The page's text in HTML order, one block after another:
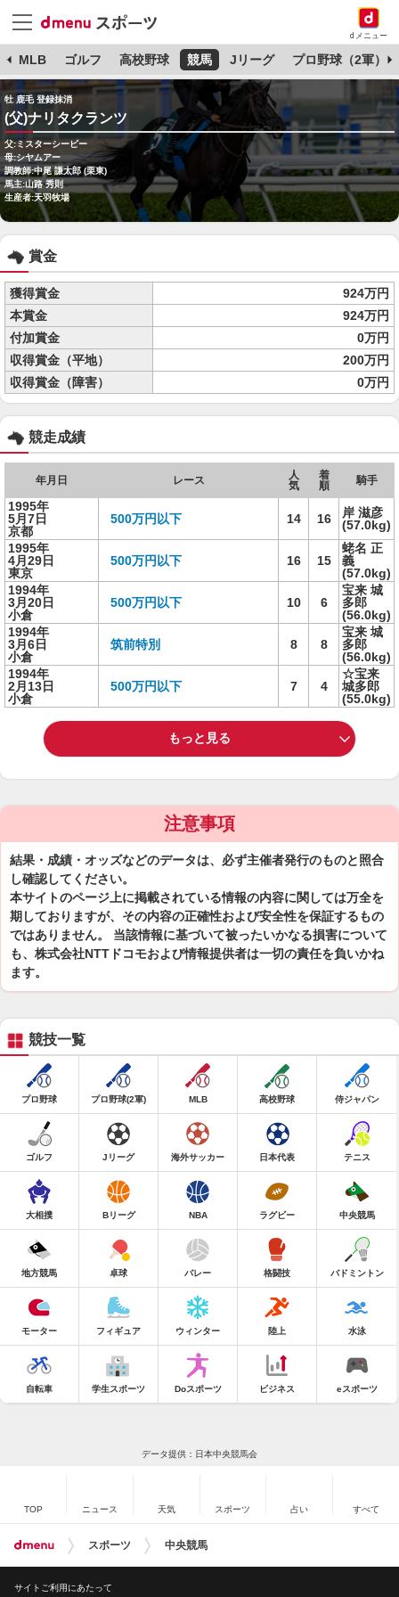
dメニュー
MLB ゴルフ 高校野球 競馬 Jリーグ プロ野球（2軍）
牡 鹿毛 登録抹消
(父)ナリタクランツ
父:ミスターシービー
母:シヤムアー
調教師:中尾 謙太郎 (栗東)
馬主:山路 秀則
生産者:天羽牧場
賞金
獲得賞金
924万円
本賞金
924万円
付加賞金
0万円
収得賞金（平地）
200万円
収得賞金（障害）
0万円
競走成績
年月日 レース
人
気
着
順
騎手
1995年
5月7日
京都
500万円以下 14 16
岸 滋彦
(57.0kg)
1995年
4月29日
東京
500万円以下 16 15
蛯名 正
義
(57.0kg)
1994年
3月20日
小倉
500万円以下 10 6
宝来 城
多郎
(56.0kg)
1994年
3月6日
小倉
筑前特別 8 8
宝来 城
多郎
(56.0kg)
1994年
2月13日
小倉
500万円以下 7 4
☆宝来
城多郎
(55.0kg)
もっと見る
注意事項
結果・成績・オッズなどのデータは、必ず主催者発行のものと照合
し確認してください。
本サイトのページ上に掲載されている情報の内容に関しては万全を
期しておりますが、その内容の正確性および安全性を保証するもの
ではありません。 当該情報に基づいて被ったいかなる損害について
も、株式会社NTTドコモおよび情報提供者は一切の責任を負いかね
ます。
競技一覧
プロ野球 プロ野球(2軍) MLB 高校野球 侍ジャパン
ゴルフ Jリーグ 海外サッカー 日本代表 テニス
大相撲 Bリーグ NBA ラグビー 中央競馬
地方競馬 卓球 バレー 格闘技 バドミントン
モーター フィギュア ウィンター 陸上 水泳
自転車 学生スポーツ Doスポーツ ビジネス eスポーツ
データ提供：日本中央競馬会
TOP ニュース 天気 スポーツ 占い すべて
スポーツ 中央競馬
サイトご利用にあたって